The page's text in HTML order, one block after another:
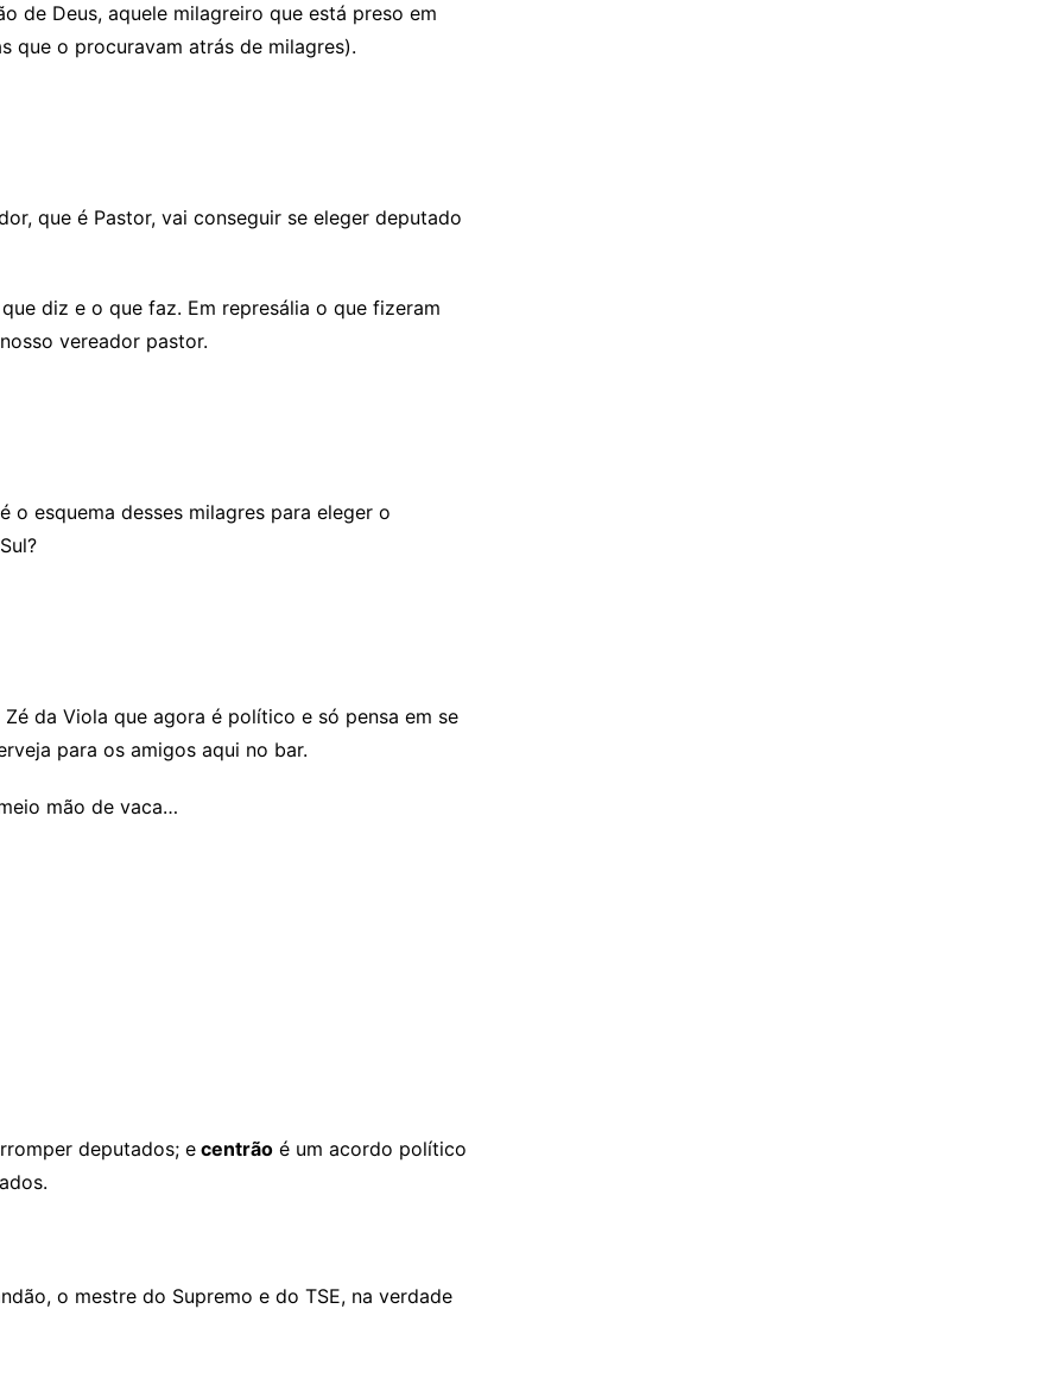
de Deus, aquele milagreiro que está preso em
que o procuravam atrás de milagres).
que é Pastor, vai conseguir se eleger deputado
diz e o que faz. Em represália o que fizeram
vereador pastor.
o esquema desses milagres para eleger o
da Viola que agora é político e só pensa em se
para os amigos aqui no bar.
mão de vaca…
deputados; ecentrão é um acordo político
o mestre do Supremo e do TSE, na verdade